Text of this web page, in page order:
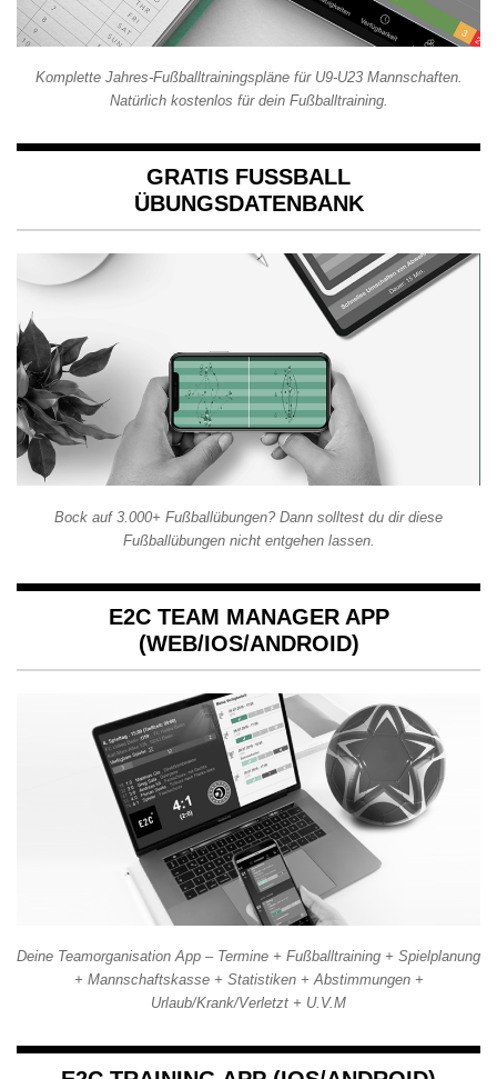
Komplette Jahres-Fußballtrainingspläne für U9-U23 Mannschaften.
Natürlich kostenlos für dein Fußballtraining.
GRATIS FUSSBALL Ü
BUNGSDATENBANK
Bock auf 3.000+ Fußballübungen? Dann solltest du dir diese
Fußballübungen nicht entgehen lassen.
E2C TEAM MANAGER APP
(WEB/IOS/ANDROID)
Deine Teamorganisation App – Termine + Fußballtraining + Spielplanung
+ Mannschaftskasse + Statistiken + Abstimmungen +
Urlaub/Krank/Verletzt + U.V.M